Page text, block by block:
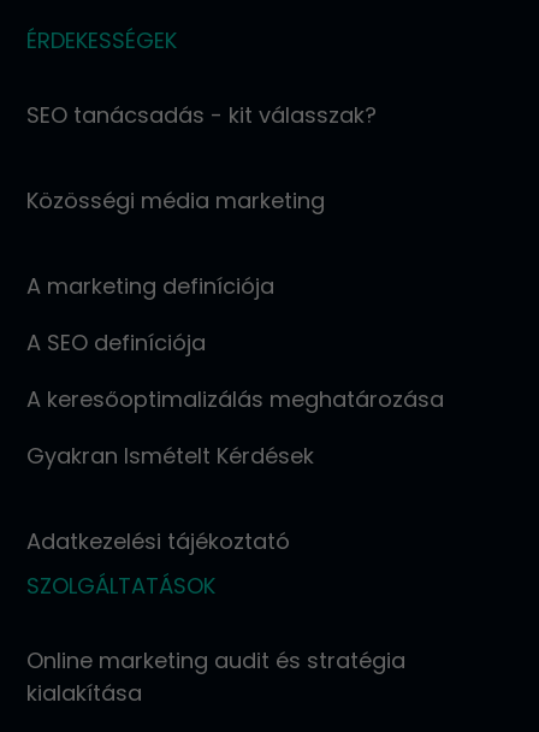
ÉRDEKESSÉGEK
SEO tanácsadás - kit válasszak?
Közösségi média marketing
A marketing definíciója
A SEO definíciója
A keresőoptimalizálás meghatározása
Gyakran Ismételt Kérdések
Adatkezelési tájékoztató
SZOLGÁLTATÁSOK
Online marketing audit és stratégia
kialakítása